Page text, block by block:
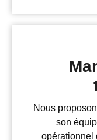
Nous
son
opérationnel